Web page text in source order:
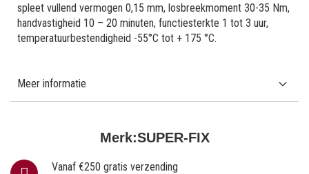
Merk:SUPER-FIX
Vanaf €250 gratis verzending
spleet vullend vermogen 0,15 mm, losbreekmoment 30-35 Nm,
handvastigheid 10 – 20 minuten, functiesterkte 1 tot 3 uur,
temperatuurbestendigheid -55°C tot + 175 °C.
Meer informatie